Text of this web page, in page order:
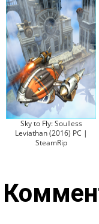
Sky to Fly: Soulless
Leviathan (2016) PC |
SteamRip